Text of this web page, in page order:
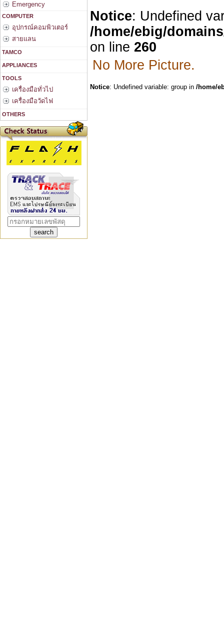
Emergency
COMPUTER
อุปกรณ์คอมพิวเตอร์
สายแลน
TAMCO
APPLIANCES
TOOLS
เครื่องมือทั่วไป
เครื่องมือวัดไฟ
OTHERS
Notice: Undefined
/home/ebig/
on line 260
No More Picture.
Notice: Undefined variable: group in /home/